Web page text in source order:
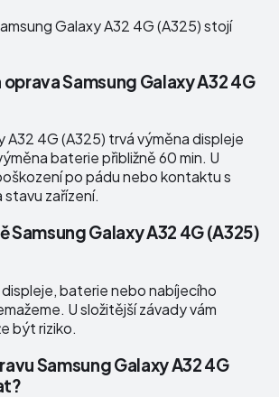
Galaxy A32 4G (A325) stojí
Samsung Galaxy A32 4G
A32 4G (A325) trvá výměna displeje
baterie přibližně 60 min. U
po pádu nebo kontaktu s
stavu zařízení.
Samsung Galaxy A32 4G (A325)
baterie nebo nabíjecího
U složitější závady vám
být riziko.
Samsung Galaxy A32 4G